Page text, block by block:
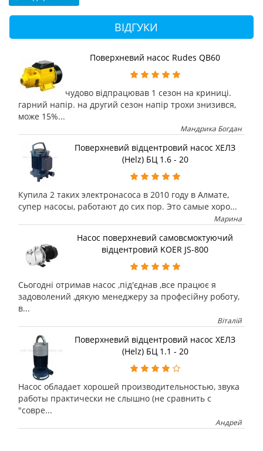
ВІДГУКИ
Поверхневий насос Rudes QB60
чудово відпрацював 1 сезон на криниці.
гарний напір. на другий сезон напір трохи знизився,
може 15%...
Мандрика Богдан
Поверхневий відцентровий насос ХЕЛЗ
(Helz) БЦ 1.6 - 20
Купила 2 таких электронасоса в 2010 году в Алмате,
супер насосы, работают до сих пор. Это самые хоро...
Марина
Насос поверхневий самовсмоктуючий
відцентровий KOER JS-800
Сьогодні отримав насос ,під'єднав ,все працює я
задоволений ,дякую менеджеру за професійну роботу,
в...
Віталій
Поверхневий відцентровий насос ХЕЛЗ
(Helz) БЦ 1.1 - 20
Насос обладает хорошей производительностью, звука
работы практически не слышно (не сравнить с
"совре...
Андрей